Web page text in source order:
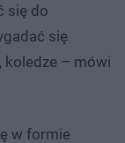
się do
się
koledze – mówi
w formie